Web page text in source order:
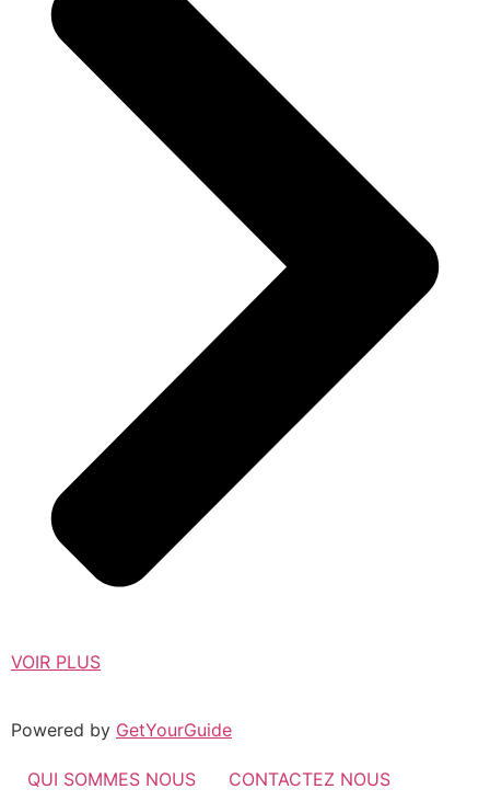
VOIR PLUS
Powered by GetYourGuide
QUI SOMMES NOUS
CONTACTEZ NOUS